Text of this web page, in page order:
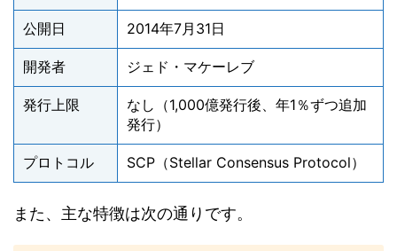
公開日 2014年7月 31日
開発者 ジェド・マケーレブ
発行上限 なし（1,000億発行後、年1 ％ずつ追加
発行）
プロトコル SCP （Stellar Consensus Protocol）
また、主な特徴は次の通りです。